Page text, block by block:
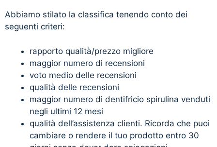
Abbiamo stilato la classifica tenendo conto dei
seguenti criteri:
rapporto qualità/prezzo migliore
maggior numero di recensioni
voto medio delle recensioni
qualità delle recensioni
maggior numero di dentifricio spirulina venduti
negli ultimi 12 mesi
qualità dell’assistenza clienti. Ricorda che puoi
cambiare o rendere il tuo prodotto entro 30